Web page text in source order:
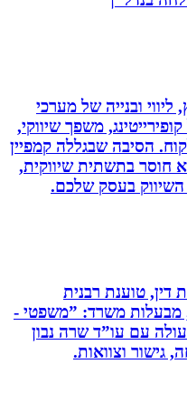
ובנייה של מערכי
משפך שיווקי,
שבגללה קמפיין
בתשתית שיווקית,
בעסק שלכם.
רבנית
משרד: ”משפטי -
עו”ד שרה נבון
וצוואות.